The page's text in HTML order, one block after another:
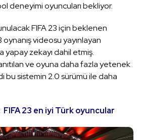
deneyimi oyuncuları bekliyor.
FIFA 23 için beklenen
oynanış videosu yayınlayan
zekayı dahil etmiş.
ve oyuna daha fazla yetenek
bu sistemin 2.0 sürümü ile daha
FIFA 23 en iyi Türk oyuncular